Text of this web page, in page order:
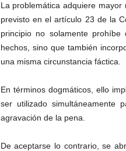
La problemática adquiere mayor
previsto en el artículo 23 de la
principio no solamente
hechos, sino que también
una misma circunstancia fáctica.
En términos dogmáticos, ello
ser utilizado simultáneamente
agravación de la pena.
De aceptarse lo contrario, se